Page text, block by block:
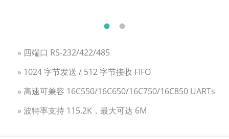
» 四端口 RS-232/422/485
» 1024 字节发送 / 512 字节接收 FIFO
» 高速可兼容 16C550/16C650/16C750/16C850 UARTs
» 波特率支持 115.2K，最大可达 6M